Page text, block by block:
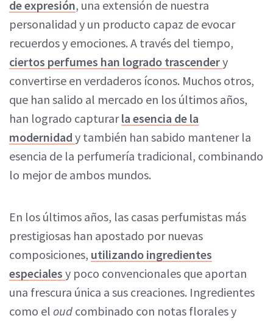
de expresión, una extensión de nuestra
personalidad y un producto capaz de evocar
recuerdos y emociones. A través del tiempo,
ciertos perfumes han logrado trascendery
convertirse en verdaderos íconos. Muchos otros,
que han salido al mercado en los últimos años,
han logrado capturarla esencia de la
modernidad y también han sabido mantener la
esencia de la perfumería tradicional, combinando
lo mejor de ambos mundos.
En los últimos años, las casas perfumistas más
prestigiosas han apostado por nuevas
composiciones, utilizando ingredientes
especiales y poco convencionales que aportan
una frescura única a sus creaciones. Ingredientes
como el oud combinado con notas florales y